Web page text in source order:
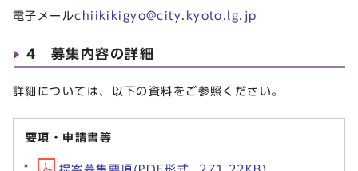
電子メールchiikikigyo@city.kyoto.lg.jp
4 募集内容の詳細
詳細については、以下の資料をご参照ください。
要項・申請書等